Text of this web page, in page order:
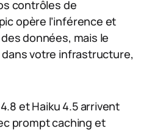
contrôles de
opère l’inférence et
données, mais le
votre infrastructure,
et Haiku 4.5 arrivent
prompt caching et